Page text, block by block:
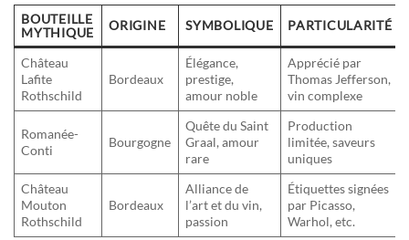
BOUTEILLE
MYTHIQUE
ORIGINE SYMBOLIQUE PARTICULARITÉ
Château
Lafite
Rothschild
Bordeaux
Élégance,
prestige,
amour noble
Apprécié par
Thomas Jefferson,
vin complexe
Romanée-
Conti
Bourgogne
Quête du Saint
Graal, amour
rare
Production
limitée, saveurs
uniques
Château
Mouton
Rothschild
Bordeaux
Alliance de
l’art et du vin,
passion
Étiquettes signées
par Picasso,
Warhol, etc.